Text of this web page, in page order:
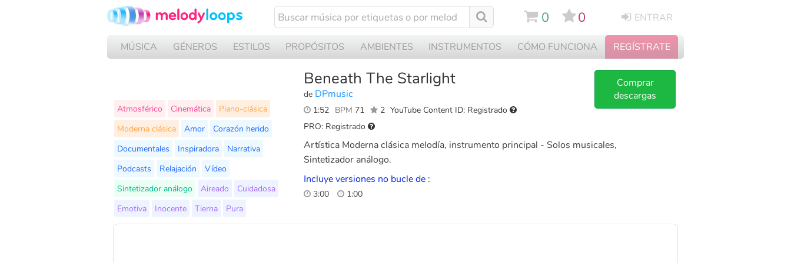
0 0 ENTRAR
MÚSICA GÉNEROS ESTILOS PROPÓSITOS AMBIENTES INSTRUMENTOS CÓMO FUNCIONA REGÍSTRATE
Beneath The Starlight
de DPmusic
1:52 BPM 71 2 YouTube Content ID: Registrado
PRO: Registrado
Comprar
descargas
Atmosférico Cinemática
Piano-clásica
Moderna clásica
Amor
Corazón herido
Documentales
Inspiradora
Narrativa
Podcasts
Relajación
Vídeo
Sintetizador análogo
Aireado
Cuidadosa
Emotiva
Inocente Tierna Pura
Artística Moderna clásica melodía, instrumento principal - Solos musicales,
Sintetizador análogo.
Incluye versiones no bucle de :
3:00 1:00